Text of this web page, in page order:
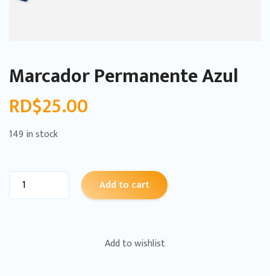
Marcador Permanente Azul
RD$25.00
149 in stock
Add to cart
Add to wishlist